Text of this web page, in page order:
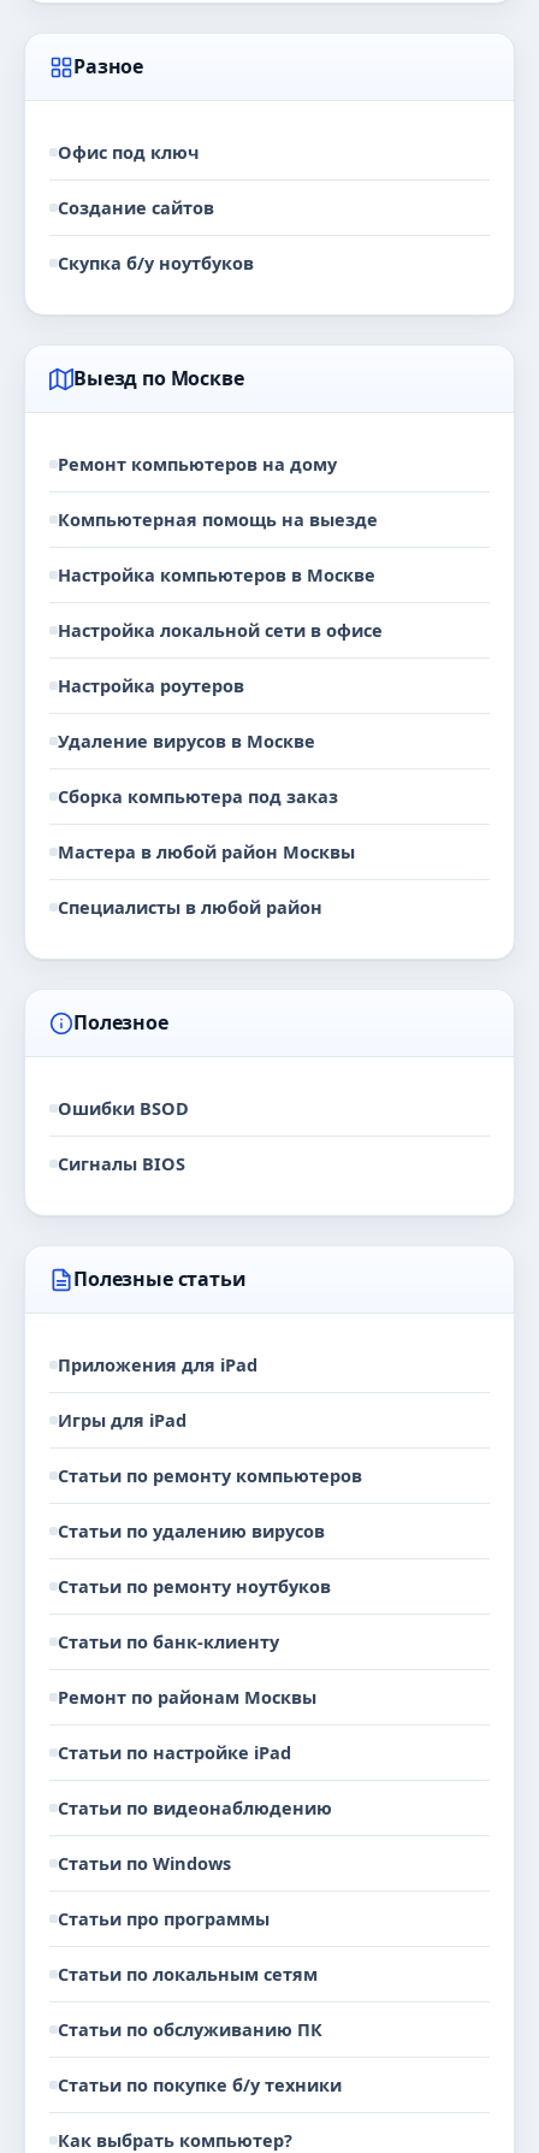
Разное
Офис под ключ
Создание сайтов
Скупка б/у ноутбуков
Выезд по Москве
Ремонт компьютеров на дому
Компьютерная помощь на выезде
Настройка компьютеров в Москве
Настройка локальной сети в офисе
Настройка роутеров
Удаление вирусов в Москве
Сборка компьютера под заказ
Мастера в любой район Москвы
Специалисты в любой район
Полезное
Ошибки BSOD
Сигналы BIOS
Полезные статьи
Приложения для iPad
Игры для iPad
Статьи по ремонту компьютеров
Статьи по удалению вирусов
Статьи по ремонту ноутбуков
Статьи по банк-клиенту
Ремонт по районам Москвы
Статьи по настройке iPad
Статьи по видеонаблюдению
Статьи по Windows
Статьи про программы
Статьи по локальным сетям
Статьи по обслуживанию ПК
Статьи по покупке б/у техники
Как выбрать компьютер?